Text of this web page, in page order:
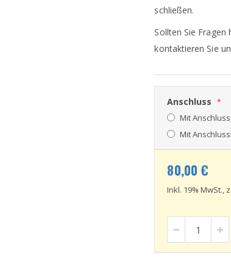
schließen.
Sollten Sie Fragen
kontaktieren Sie
Anschluss
Mit
Mit
80,00 €
Inkl. 19% MwSt.,